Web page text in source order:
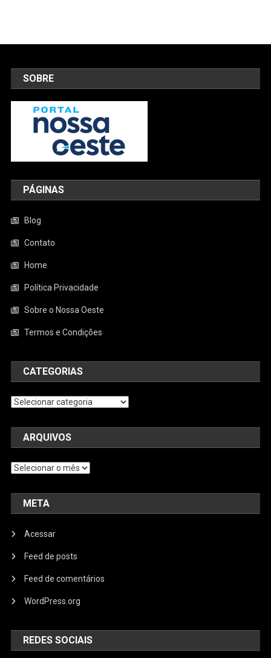
SOBRE
PÁGINAS
Blog
Contato
Home
Política Privacidade
Sobre o Nossa Oeste
Termos e Condições
CATEGORIAS
Categorias
ARQUIVOS
Arquivos
META
Acessar
Feed de posts
Feed de comentários
WordPress.org
REDES SOCIAIS